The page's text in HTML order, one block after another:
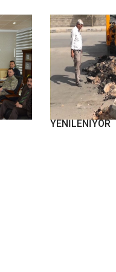
OSMAN SAYIN
YENİLENİYOR